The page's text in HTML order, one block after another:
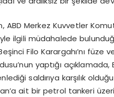
Merkez Kuvvetler
ilgili müdahalede
Filo Karargahı’nı füze
yaptığı
saldırıya karşılık
ait bir petrol tankeri